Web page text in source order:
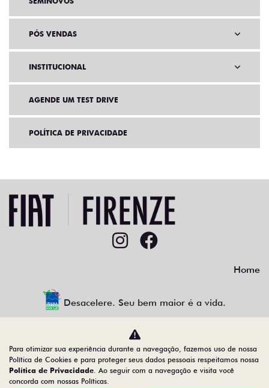
PÓS VENDAS
INSTITUCIONAL
AGENDE UM TEST DRIVE
POLÍTICA DE PRIVACIDADE
Home
Desacelere. Seu bem maior é a vida.
Firenze Comercio de Veiculos LTDA
23.509.950/0002-22
Para otimizar sua experiência durante a navegação, fazemos uso de nossa
Política de Cookies e para proteger seus dados pessoais respeitamos nossa
Política de Privacidade. Ao seguir com a navegação e visita você
concorda com nossas Políticas.